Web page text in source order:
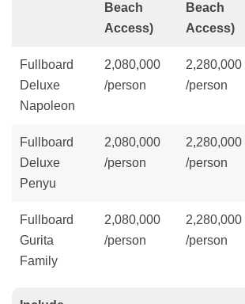
Beach
Access)
Beach
Access)
Fullboard
Deluxe
Napoleon
2,080,000
/person
2,280,000
/person
Fullboard
Deluxe
Penyu
2,080,000
/person
2,280,000
/person
Fullboard
Gurita
Family
2,080,000
/person
2,280,000
/person